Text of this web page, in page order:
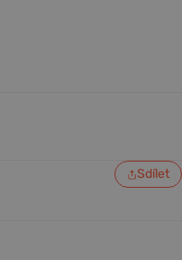
Sdílet